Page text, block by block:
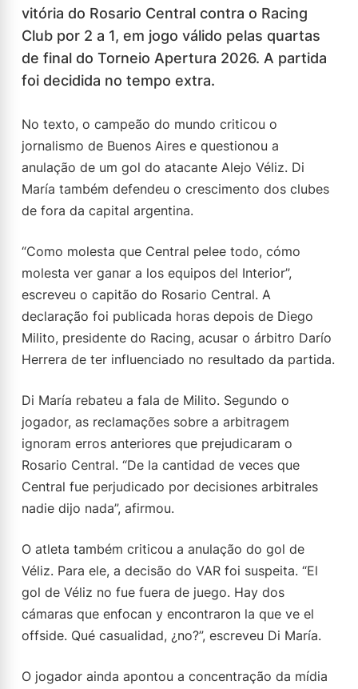
vitória do Rosario Central contra o Racing
Club por 2 a 1, em jogo válido pelas quartas
de final do Torneio Apertura 2026. A partida
foi decidida no tempo extra.
No texto, o campeão do mundo criticou o
jornalismo de Buenos Aires e questionou a
anulação de um gol do atacante Alejo Véliz. Di
María também defendeu o crescimento dos clubes
de fora da capital argentina.
“Como molesta que Central pelee todo, cómo
molesta ver ganar a los equipos del Interior”,
escreveu o capitão do Rosario Central. A
declaração foi publicada horas depois de Diego
Milito, presidente do Racing, acusar o árbitro Darío
Herrera de ter influenciado no resultado da partida.
Di María rebateu a fala de Milito. Segundo o
jogador, as reclamações sobre a arbitragem
ignoram erros anteriores que prejudicaram o
Rosario Central. “De la cantidad de veces que
Central fue perjudicado por decisiones arbitrales
nadie dijo nada”, afirmou.
O atleta também criticou a anulação do gol de
Véliz. Para ele, a decisão do VAR foi suspeita. “El
gol de Véliz no fue fuera de juego. Hay dos
cámaras que enfocan y encontraron la que ve el
offside. Qué casualidad, ¿no?”, escreveu Di María.
O jogador ainda apontou a concentração da mídia